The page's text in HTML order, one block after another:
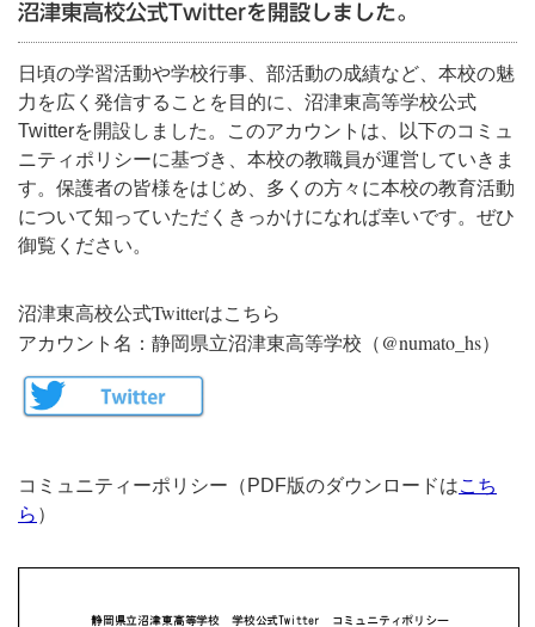
沼津東高校公式Twitterを開設しました。
日頃の学習活動や学校行事、部活動の成績など、本校の魅
力を広く発信することを目的に、沼津東高等学校公式
Twitterを開設しました。このアカウントは、以下のコミュ
ニティポリシーに基づき、本校の教職員が運営していきま
す。保護者の皆様をはじめ、多くの方々に本校の教育活動
について知っていただくきっかけになれば幸いです。ぜひ
御覧ください。
沼津東高校公式Twitterはこちら
アカウント名：静岡県立沼津東高等学校（@numato_hs）
コミュニティーポリシー（PDF版のダウンロードはこち
ら ）